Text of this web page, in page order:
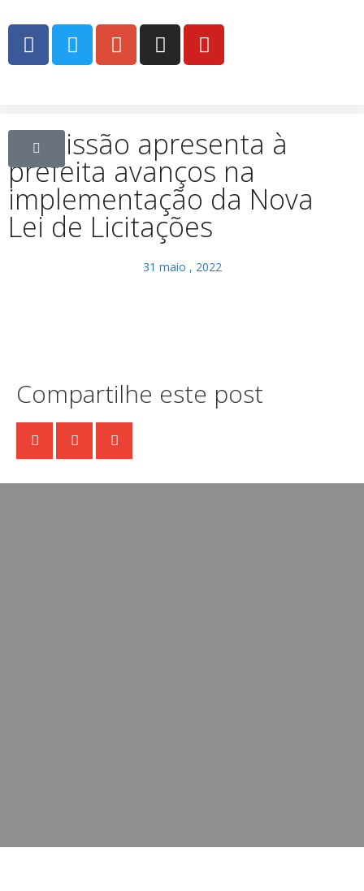
Comissão apresenta à
prefeita avanços na
implementação da Nova
Lei de Licitações
31 maio , 2022
Compartilhe este post